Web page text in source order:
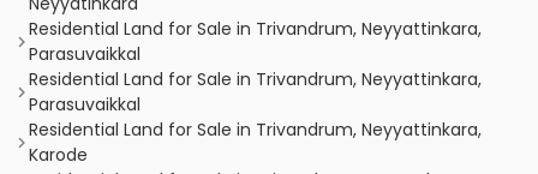
Residential Land for Sale in Trivandrum, Neyyattinkara,
Parasuvaikkal
Residential Land for Sale in Trivandrum, Neyyattinkara,
Parasuvaikkal
Residential Land for Sale in Trivandrum, Neyyattinkara,
Karode